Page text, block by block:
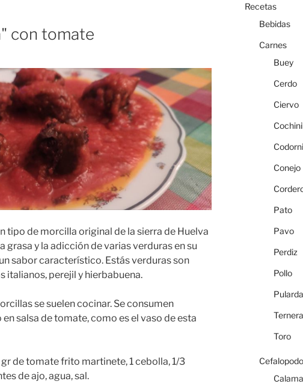
con tomate
tipo de morcilla original de la sierra de Huelva
grasa y la adicción de varias verduras en su
sabor característico. Estás verduras son
italianos, perejil y hierbabuena.
se suelen cocinar. Se consumen
salsa de tomate, como es el vaso de esta
de tomate frito martinete, 1 cebolla, 1/3
de ajo, agua, sal.
Recetas
Bebidas
Carnes
Buey
Cerdo
Ciervo
Conejo
Pato
Pavo
Perdiz
Pollo
Pularda
Ternera
Toro